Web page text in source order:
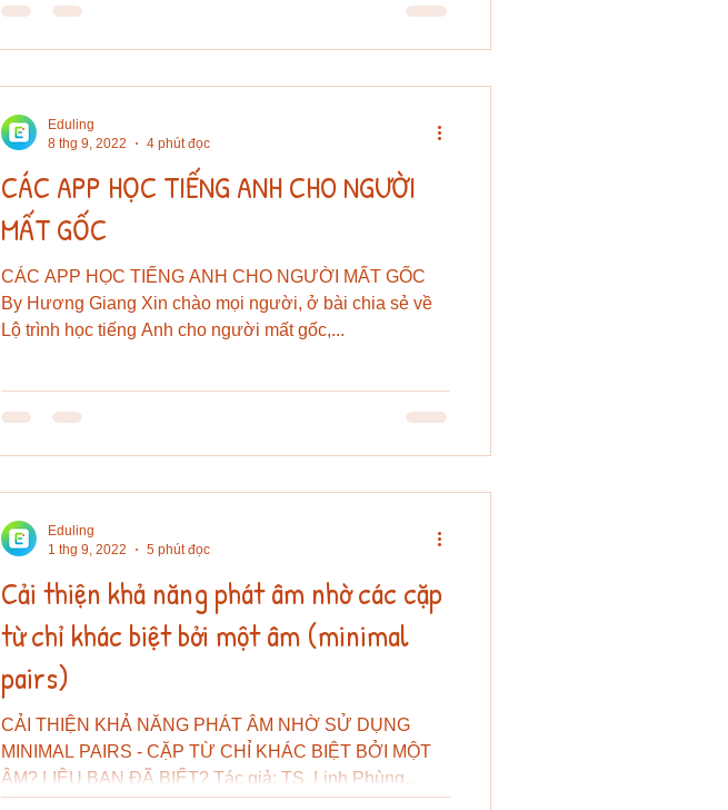
CÁC APP HỌC TIẾNG ANH CHO NGƯỜI
MẤT GỐC
CÁC APP HỌC TIẾNG ANH CHO NGƯỜI MẤT GỐC
By Hương Giang Xin chào mọi người, ở bài chia sẻ về
Lộ trình học tiếng Anh cho người mất gốc,...
Eduling
8 thg 9, 2022
4 phút đọc
Cải thiện khả năng phát âm nhờ các cặp
từ chỉ khác biệt bởi một âm (minimal
pairs)
CẢI THIỆN KHẢ NĂNG PHÁT ÂM NHỜ SỬ DỤNG
MINIMAL PAIRS - CẶP TỪ CHỈ KHÁC BIỆT BỞI MỘT
ÂM? LIỆU BẠN ĐÃ BIẾT? Tác giả: TS. Linh Phùng
Eduling
1 thg 9, 2022
5 phút đọc